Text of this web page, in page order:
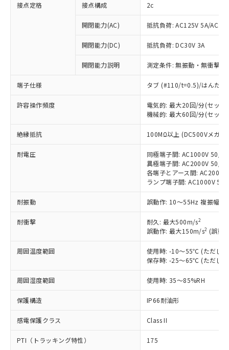
接点定格 接点構成 2c
開閉能力(AC) 抵抗負荷: AC125V 5A/
開閉能力(DC) 抵抗負荷: DC30V 3A
開閉能力説明 測定条件: 無振動・無衝撃
端子仕様 タブ (#110/t=0.5)/はんだづ
許容操作頻度
電気的: 最大20回/分(セット
機械的: 最大60回/分(セット
絶縁抵抗 100MΩ以上 (DC500Vメガ)
耐電圧
同極端子間: AC1000V 50/
異極端子間: AC2000V 50/
各端子とアース間:
ランプ端子間: AC1000V
耐振動 誤動作: 10～55Hz 複振幅
耐衝撃 耐久: 最大500m/s2
誤動作: 最大150m/s2 (誤動
周囲温度範囲
使用時: -10～55℃ (ただし
保存時: -25～65℃ (ただし
周囲湿度範囲 使用時: 35～85%RH
保護構造 IP66耐油形
感電保護クラス Class II
PTI（トラッキング特性） 175
以下の条件をお読みいただき、同意のうえ
本サービスは、当社制御機器事業取扱
商品の当社在庫状況および標準価格
(税抜)を提供させていただくもので
当社制御機器事業取扱商品の中には、
本サービスの対象外となる商品もある
在庫状況および標準価格照会結果は、
記載している更新日時点での社内デー
タに基づき作成されるものであり、閲
覧された時点での実際の在庫および標
準価格とは異なる場合があることをご
了承ください。
※1 対応状況
対応済み：EU RoHS指令（10物質）の
す。
対応予定：EU RoHS指令（10物質）の非含
有に対応した製品に切り替える予定のある
対応予定なし：EU RoHS指令（10物質）の
非含有に非対応の商品で、対応品を出す予
調査・確認中：EU RoHS指令（10物質）の
非含有の対応状況を調査中または確認中の
非該当品：ライセンス料など無形物で、有
害物質有無と関係のない商品です。
仕入先様の事情により、非含有部品として
いたものが、含有品と判明した場合などや
むを得ず変更することがあります。
*EU RoHS指令（10物質）：
鉛(Pb) 1000ppm以下、 水銀(Hg) 1000ppm以下、 カド
ミウム(Cd) 100ppm以下、
(PBDE) 1000ppm以下、フタル酸ビス(2-エチルヘキシ
基準値以下であることを示します。
「×」：最大均質材料含有率が中国RoHSの
基準値を超えていることを示します。
「－」：未確認です。当社販売部門へお問
*中国RoHS10物質の基準値 (GB/T26572)：
Pb(鉛) :1000ppm、 Hg(水銀) : 1000ppm、 Cd(カドミウ
Cr(Ⅵ)(六価クロム) : 1000ppm、 PBBs(ポリ臭化ビフェ
ニル類) : 1000ppm、 PBDEs(ポリ臭化ジフェニルエーテ
当社は、これら貴社製品のうち、外国
為替および外国貿易法に定める商品
（以下｢規制貨物等」という）を輸出
または国外への提供する場合は、日本
国政府の輸出許可(または役務取引許
可)を取得するなどの必要な手続きを
とります。
号
○ 一定数以上の在庫あり